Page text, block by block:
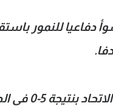
وللمرة